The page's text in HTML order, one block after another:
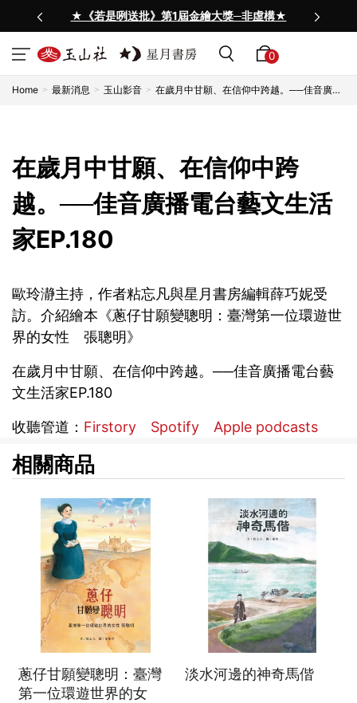
★《若是咧送批》第1屆金繪大獎─非虛構★
0
Home 最新消息 玉山影音
在歲月中甘願、在信仰中跨越。──佳音廣播
在歲月中甘願、在信仰中跨
越。──佳音廣播電台藝文生活
家EP.180
歐玲瀞主持，作者粘忘凡與星月書房編輯薛巧妮受
訪。介紹繪本《蔥仔甘願變聰明：臺灣第一位環遊世
界的女性 張聰明》
在歲月中甘願、在信仰中跨越。──佳音廣播電台藝
文生活家EP.180
收聽管道： Firstory Spotify Apple podcasts
相關商品
蔥仔甘願變聰明：臺灣
第一位環遊世界的女
淡水河邊的神奇馬偕